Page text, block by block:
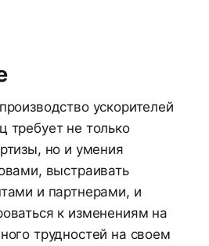
ускорителей
требует не только
но и умения
выстраивать
и партнерами, и
к изменениям на
трудностей на своем